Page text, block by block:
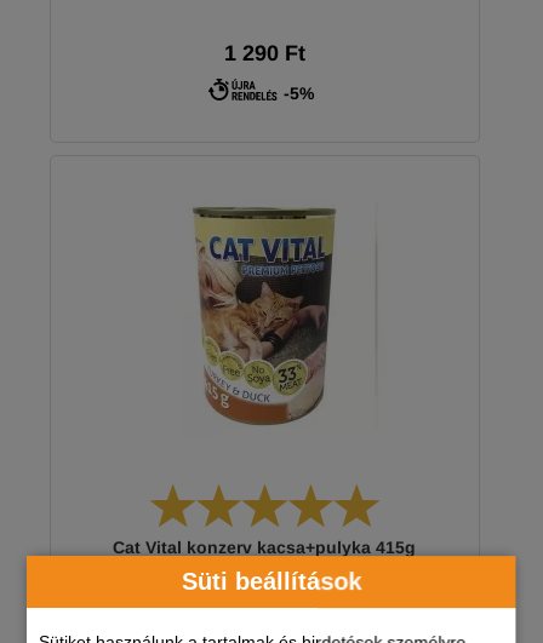
Süti beállítások
1 290 Ft
-5%
Cat Vital konzerv kacsa+pulyka 415g